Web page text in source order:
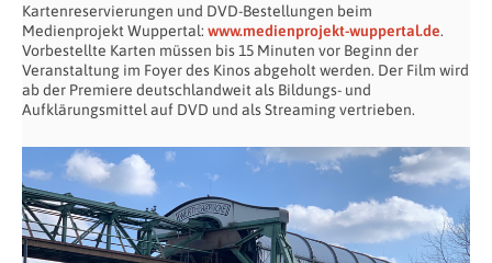
Kartenreservierungen und DVD-Bestellungen beim
Medienprojekt Wuppertal: www.medienprojekt-wuppertal.de.
Vorbestellte Karten müssen bis 15 Minuten vor Beginn der
Veranstaltung im Foyer des Kinos abgeholt werden. Der Film wird
ab der Premiere deutschlandweit als Bildungs- und
Aufklärungsmittel auf DVD und als Streaming vertrieben.